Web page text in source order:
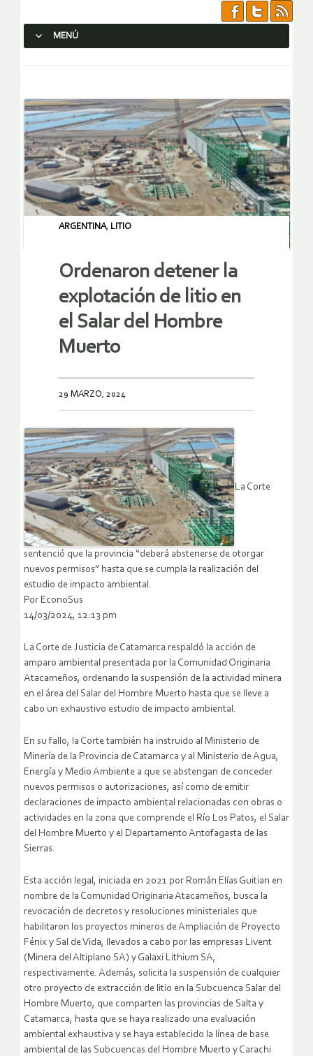
MENÚ
ARGENTINA, LITIO
Ordenaron detener la
explotación de litio en
el Salar del Hombre
Muerto
29 MARZO, 2024
La Corte
sentenció que la provincia “deberá abstenerse de otorgar
nuevos permisos” hasta que se cumpla la realización del
estudio de impacto ambiental.
Por EconoSus
14/03/2024, 12:13 pm
La Corte de Justicia de Catamarca respaldó la acción de
amparo ambiental presentada por la Comunidad Originaria
Atacameños, ordenando la suspensión de la actividad minera
en el área del Salar del Hombre Muerto hasta que se lleve a
cabo un exhaustivo estudio de impacto ambiental.
En su fallo, la Corte también ha instruido al Ministerio de
Minería de la Provincia de Catamarca y al Ministerio de Agua,
Energía y Medio Ambiente a que se abstengan de conceder
nuevos permisos o autorizaciones, así como de emitir
declaraciones de impacto ambiental relacionadas con obras o
actividades en la zona que comprende el Río Los Patos, el Salar
del Hombre Muerto y el Departamento Antofagasta de las
Sierras.
Esta acción legal, iniciada en 2021 por Román Elías Guitian en
nombre de la Comunidad Originaria Atacameños, busca la
revocación de decretos y resoluciones ministeriales que
habilitaron los proyectos mineros de Ampliación de Proyecto
Fénix y Sal de Vida, llevados a cabo por las empresas Livent
(Minera del Altiplano SA) y Galaxi Lithium SA,
respectivamente. Además, solicita la suspensión de cualquier
otro proyecto de extracción de litio en la Subcuenca Salar del
Hombre Muerto, que comparten las provincias de Salta y
Catamarca, hasta que se haya realizado una evaluación
ambiental exhaustiva y se haya establecido la línea de base
ambiental de las Subcuencas del Hombre Muerto y Carachi